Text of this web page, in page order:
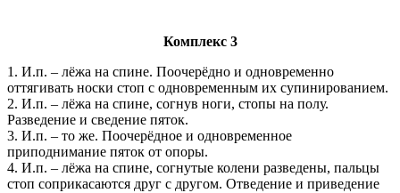
Комплекс 3
1. И.п. – лёжа на спине. Поочерёдно и одновременно
оттягивать носки стоп с одновременным их супинированием.
2. И.п. – лёжа на спине, согнув ноги, стопы на полу.
Разведение и сведение пяток.
3. И.п. – то же. Поочерёдное и одновременное
приподнимание пяток от опоры.
4. И.п. – лёжа на спине, согнутые колени разведены, пальцы
стоп соприкасаются друг с другом. Отведение и приведение